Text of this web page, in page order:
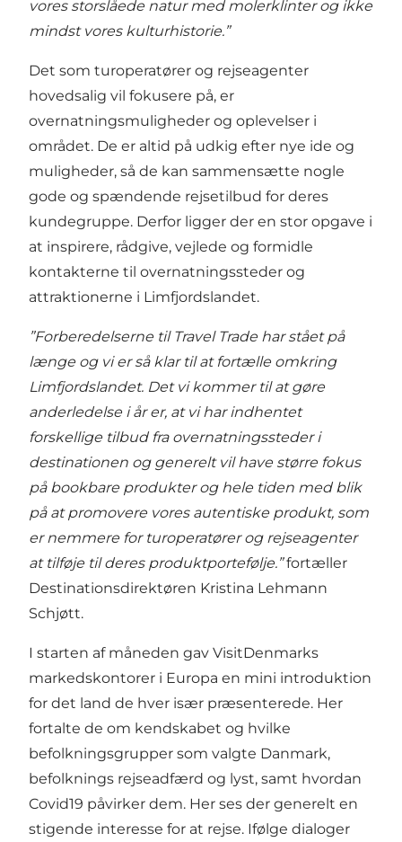
vores storslåede natur med molerklinter og ikke
mindst vores kulturhistorie.”
Det som turoperatører og rejseagenter
hovedsalig vil fokusere på, er
overnatningsmuligheder og oplevelser i
området. De er altid på udkig efter nye ide og
muligheder, så de kan sammensætte nogle
gode og spændende rejsetilbud for deres
kundegruppe. Derfor ligger der en stor opgave i
at inspirere, rådgive, vejlede og formidle
kontakterne til overnatningssteder og
attraktionerne i Limfjordslandet.
”Forberedelserne til Travel Trade har stået på
længe og vi er så klar til at fortælle omkring
Limfjordslandet. Det vi kommer til at gøre
anderledelse i år er, at vi har indhentet
forskellige tilbud fra overnatningssteder i
destinationen og generelt vil have større fokus
på bookbare produkter og hele tiden med blik
på at promovere vores autentiske produkt, som
er nemmere for turoperatører og rejseagenter
at tilføje til deres produktportefølje.”fortæller
Destinationsdirektøren Kristina Lehmann
Schjøtt.
I starten af måneden gav VisitDenmarks
markedskontorer i Europa en mini introduktion
for det land de hver især præsenterede. Her
fortalte de om kendskabet og hvilke
befolkningsgrupper som valgte Danmark,
befolknings rejseadfærd og lyst, samt hvordan
Covid19 påvirker dem. Her ses der generelt en
stigende interesse for at rejse. Ifølge dialoger